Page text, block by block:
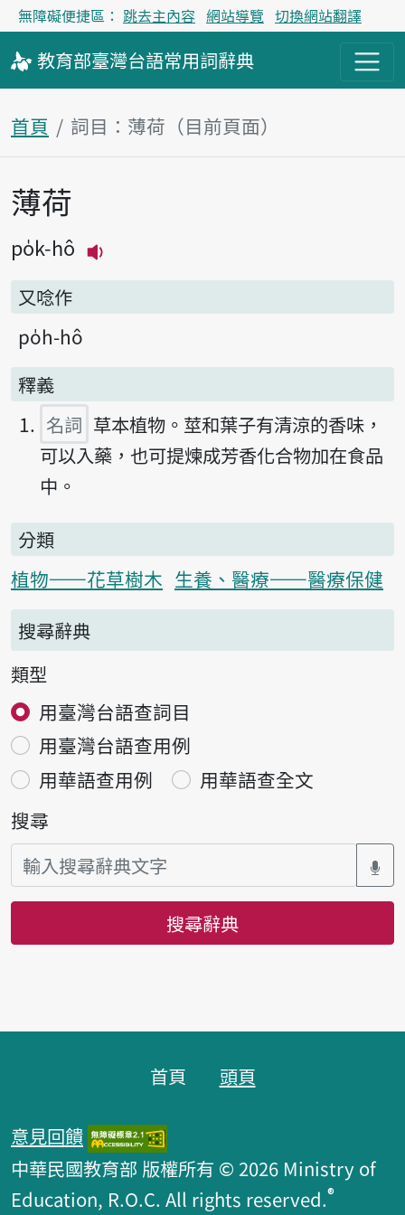
無障礙便捷區： 跳去主內容 網站導覽 切換網站翻譯
教育部臺灣台語常用詞辭典
首頁 詞目：薄荷（目前頁面）
主內容區塊
薄荷
po̍k-hô
又唸作
po̍h-hô
釋義
名詞 草本植物。莖和葉子有清涼的香味，
可以入藥，也可提煉成芳香化合物加在食品
中。
分類
植物——花草樹木 生養、醫療——醫療保健
搜尋辭典
類型
用臺灣台語查詞目
用臺灣台語查用例
用華語查用例
用華語查全文
搜尋
搜尋辭典
首頁 頭頁
意見回饋
中華民國教育部 版權所有 © 2026 Ministry of
Education, R.O.C. All rights reserved.®